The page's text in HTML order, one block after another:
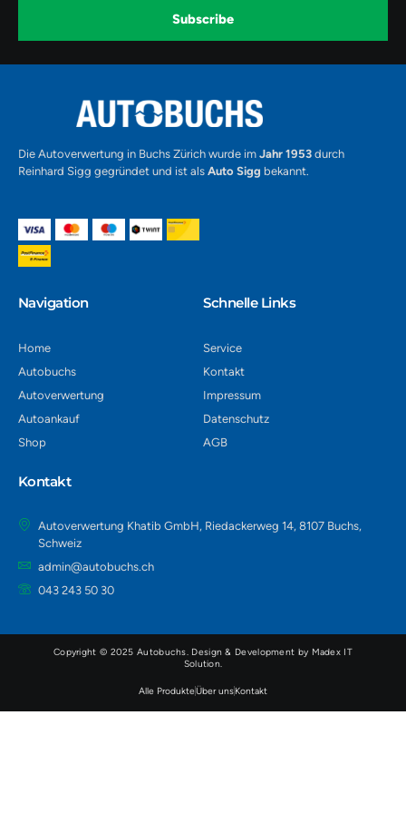
m
1
Subscribe
Die Autoverwertung in Buchs Zürich wurde im Jahr 1953durch
Reinhard Sigg gegründet und ist als Auto Sigg bekannt.
Navigation​
Home
Autobuchs
Autoverwertung
Autoankauf
Shop
Schnelle Links
Service
Kontakt
Impressum
Datenschutz
AGB
Kontakt
Autoverwertung Khatib GmbH, Riedackerweg 14, 8107 Buchs,
Schweiz
admin@autobuchs.ch
043 243 50 30
Copyright © 2025 Autobuchs. Design & Development by Madex IT
Solution.
Alle ProdukteÜber unsKontakt